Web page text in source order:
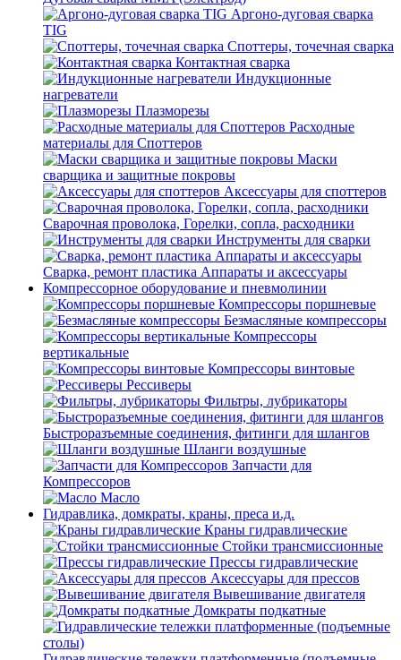
Аргоно-дуговая сварка
TIG
Споттеры, точечная сварка
Контактная сварка
Индукционные
нагреватели
Плазморезы
Расходные
материалы для Споттеров
Маски
сварщика и защитные покровы
Аксессуары для споттеров
Сварочная проволока, Горелки, сопла, расходники
Инструменты для сварки
Сварка, ремонт пластика Аппараты и аксессуары
Компрессорное оборудование и пневмолинии
Компрессоры поршневые
Безмасляные компрессоры
Компрессоры
вертикальные
Компрессоры винтовые
Рессиверы
Фильтры, лубрикаторы
Быстроразъемные соединения, фитинги для шлангов
Шланги воздушные
Запчасти для
Компрессоров
Масло
Гидравлика, домкраты, краны, преса и.д.
Краны гидравлические
Стойки трансмиссионные
Прессы гидравлические
Аксессуары для прессов
Вывешивание двигателя
Домкраты подкатные